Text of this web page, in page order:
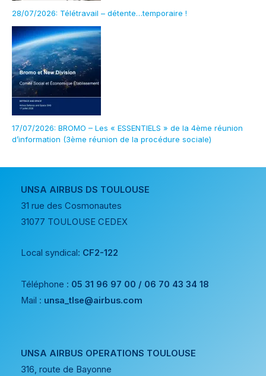
28/07/2026: Télétravail – détente…temporaire !
17/07/2026: BROMO – Les « ESSENTIELS » de la 4ème réunion
d’information (3ème réunion de la procédure sociale)
UNSA AIRBUS DS TOULOUSE
31 rue des Cosmonautes
31077 TOULOUSE CEDEX
Local syndical: CF2-122
Téléphone : 05 31 96 97 00 / 06 70 43 34 18
Mail : unsa_tlse@airbus.com
UNSA AIRBUS OPERATIONS TOULOUSE
316, route de Bayonne